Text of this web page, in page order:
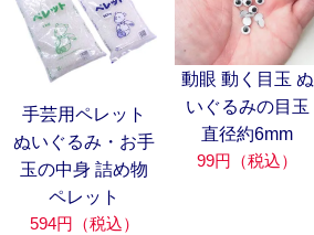
手芸用ペレット
ぬいぐるみ・お手
玉の中身 詰め物
ペレット
594円（税込）
動眼 動く目玉 ぬ
いぐるみの目玉
直径約6mm
99円（税込）